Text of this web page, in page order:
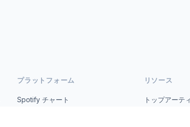
プラットフォーム
Spotify チャート
リソース
トップアーテ